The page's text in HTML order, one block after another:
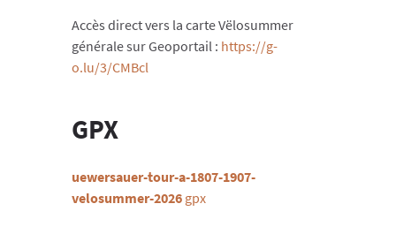
Accès direct vers la carte Vëlosummer
générale sur Geoportail : https://g-
o.lu/3/CMBcl
GPX
uewersauer-tour-a-1807-1907-
velosummer-2026 gpx